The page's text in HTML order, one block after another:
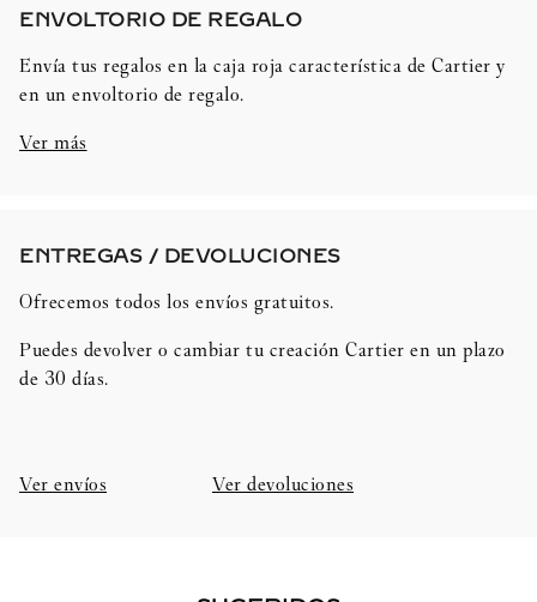
ENVOLTORIO DE REGALO​
Envía tus regalos en la caja roja característica de Cartier y
en un envoltorio de regalo.
Ver más
ENTREGAS / DEVOLUCIONES​
Ofrecemos todos los envíos gratuitos.
Puedes devolver o cambiar tu creación Cartier en un plazo
de 30 días.​
Ver envíos Ver devoluciones